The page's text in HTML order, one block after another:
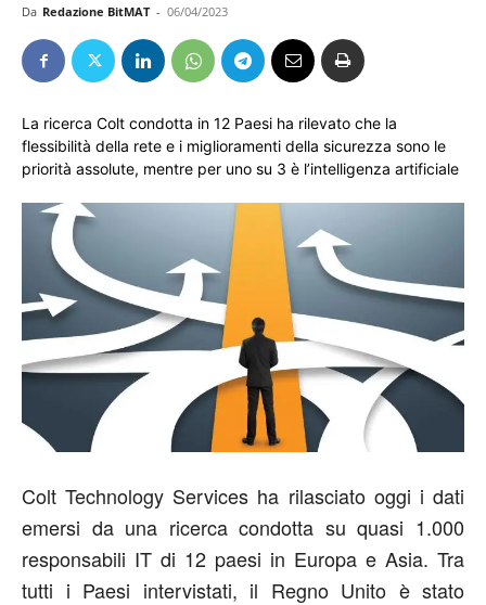
Da Redazione BitMAT - 06/04/2023
La ricerca Colt condotta in 12 Paesi ha rilevato che la
flessibilità della rete e i miglioramenti della sicurezza sono le
priorità assolute, mentre per uno su 3 è l’intelligenza artificiale
Colt Technology Services ha rilasciato oggi i dati
emersi da una ricerca condotta su quasi 1.000
responsabili IT di 12 paesi in Europa e Asia. Tra
tutti i Paesi intervistati, il Regno Unito è stato